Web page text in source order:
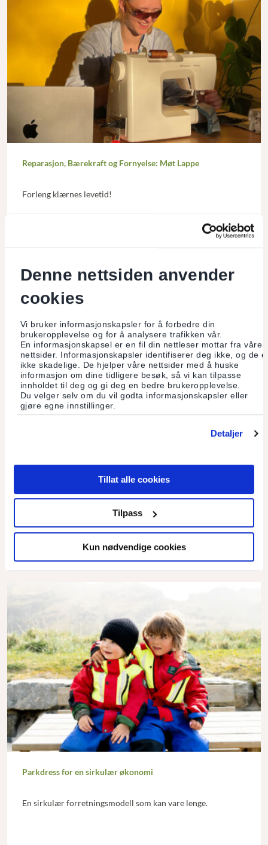
Denne nettsiden anvender
cookies
Vi bruker informasjonskapsler for å forbedre din
brukeropplevelse og for å analysere trafikken vår.
En informasjonskapsel er en fil din nettleser mottar fra våre
nettsider. Informasjonskapsler identifiserer deg ikke, og de
ikke skadelige. De hjelper våre nettsider med å huske
informasjon om dine tidligere besøk, så vi kan tilpasse
innholdet til deg og gi deg en bedre brukeropplevelse.
Du velger selv om du vil godta informasjonskapsler eller
gjøre egne innstillinger.
Detaljer
Tillat alle cookies
Tilpass
Kun nødvendige cookies
Reparasjon, Bærekraft og Fornyelse: Møt Lappe
Forleng klærnes levetid!
Tips til julefeiringen
Julekuler med lokale og naturlige råvarer
Parkdress for en sirkulær økonomi
En sirkulær forretningsmodell som kan vare lenge.